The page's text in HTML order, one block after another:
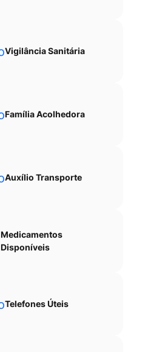
Vigilância Sanitária
Família Acolhedora
Auxílio Transporte
Medicamentos
Disponíveis
Telefones Úteis